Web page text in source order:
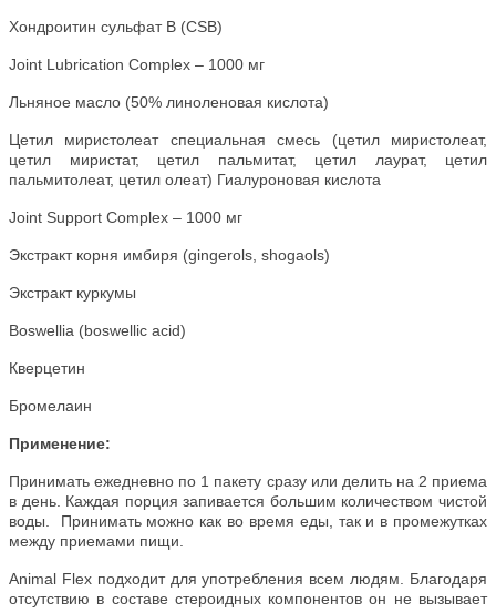
Хондроитин сульфат B (CSB)
Joint Lubrication Complex – 1000 мг
Льняное масло (50% линоленовая кислота)
Цетил миристолеат специальная смесь (цетил миристолеат,
цетил миристат, цетил пальмитат, цетил лаурат, цетил
пальмитолеат, цетил олеат) Гиалуроновая кислота
Joint Support Complex – 1000 мг
Экстракт корня имбиря (gingerols, shogaols)
Экстракт куркумы
Boswellia (boswellic acid)
Кверцетин
Бромелаин
Применение:
Принимать ежедневно по 1 пакету сразу или делить на 2 приема
в день. Каждая порция запивается большим количеством чистой
воды. Принимать можно как во время еды, так и в промежутках
между приемами пищи.
Animal Flex подходит для употребления всем людям. Благодаря
отсутствию в составе стероидных компонентов он не вызывает